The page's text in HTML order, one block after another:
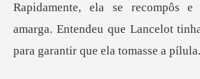
se recompôs
amarga. Entendeu que Lancelot